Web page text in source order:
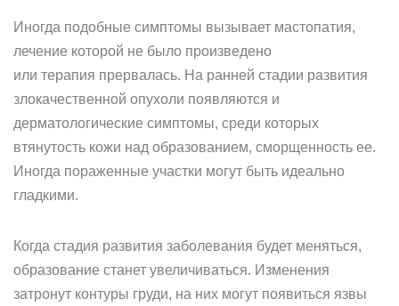
Иногда подобные симптомы вызывает мастопатия,
лечение которой не было произведено
или терапия прервалась. На ранней стадии развития
злокачественной опухоли появляются и
дерматологические симптомы, среди которых
втянутость кожи над образованием, сморщенность ее.
Иногда пораженные участки могут быть идеально
гладкими.
Когда стадия развития заболевания будет меняться,
образование станет увеличиваться. Изменения
затронут контуры груди, на них могут появиться язвы